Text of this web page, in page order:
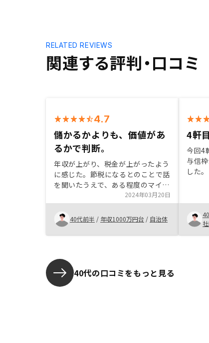
関連する評判・口コミ
RELATED REVIEWS
4.7
儲かるかよりも、価値があ
るかで判断。
年収が上がり、税金が上がったよう
に感じた。節税になるとのことで話
を聞いたうえで、ある程度のマイナ
スを加味してもメリットがありそう
と感じた。 物件も都市部が多く、
魅力的なものが多かった。 自分は
サッカーが好きで、川崎のスポンサ
ーになっていることからこの企業を
だくなど、投資以外でも自分にとっ
ては価値があり、また、Jリーグの
チームスポンサーであれば粗悪なこ
とはしないだろうと思うので、周囲
2024年03月20日
40代前半 / 年収1000万円台 / 自治体
4軒
今回4
与信
した
を提
った
件を
40代の口コミをもっと見る